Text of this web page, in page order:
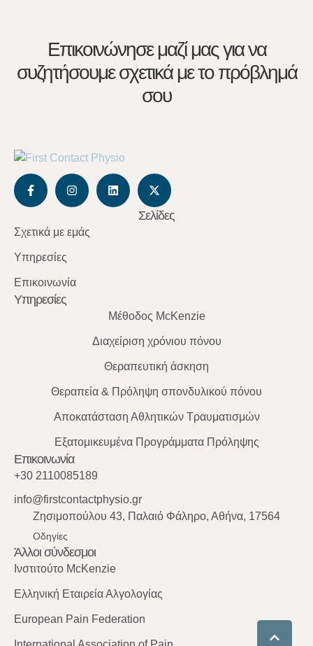
Επικοινώνησε μαζί μας για να
συζητήσουμε σχετικά με το πρόβλημά
σου
Σελίδες
Σχετικά με εμάς
Υπηρεσίες
Επικοινωνία
Υπηρεσίες
Μέθοδος McKenzie
Διαχείριση χρόνιου πόνου
Θεραπευτική άσκηση
Θεραπεία & Πρόληψη σπονδυλικού πόνου
Αποκατάσταση Αθλητικών Τραυματισμών
Εξατομικευμένα Προγράμματα Πρόληψης
Επικοινωνία
+30 2110085189
info@firstcontactphysio.gr
Ζησιμοπούλου 43, Παλαιό Φάληρο, Αθήνα, 17564
Οδηγίες
Άλλοι σύνδεσμοι
Ινστιτούτο McKenzie
Ελληνική Εταιρεία Αλγολογίας
European Pain Federation